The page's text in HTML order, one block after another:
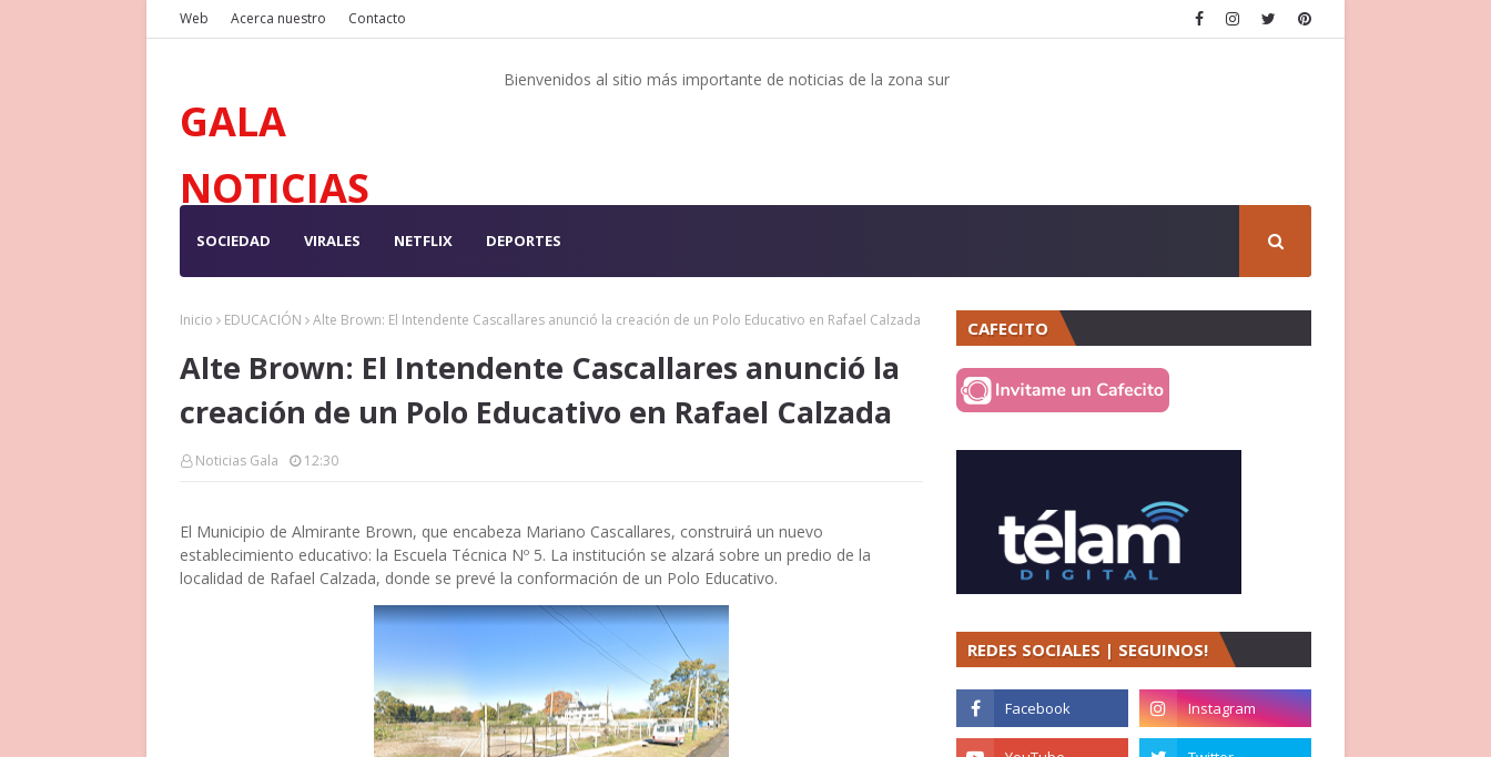
Web Acerca nuestro Contacto
GALA
NOTICIAS
Bienvenidos al sitio más importante de noticias de la zona sur
SOCIEDAD VIRALES NETFLIX DEPORTES
Inicio EDUCACIÓN Alte Brown: El Intendente Cascallares anunció la creación de un Polo Educativo en Rafael Calzada
Alte Brown: El Intendente Cascallares anunció la
creación de un Polo Educativo en Rafael Calzada
Noticias Gala 12:30
El Municipio de Almirante Brown, que encabeza Mariano Cascallares, construirá un nuevo
establecimiento educativo: la Escuela Técnica Nº 5. La institución se alzará sobre un predio de la
localidad de Rafael Calzada, donde se prevé la conformación de un Polo Educativo.
CAFECITO
REDES SOCIALES | SEGUINOS!